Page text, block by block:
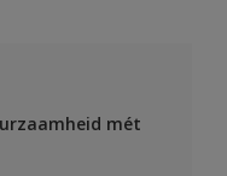
mét